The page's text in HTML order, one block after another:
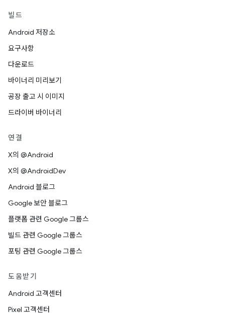
빌드
Android 저장소
요구사항
다운로드
바이너리 미리보기
공장 출고 시 이미지
드라이버 바이너리
연결
X의 @Android
X의 @AndroidDev
Android 블로그
Google 보안 블로그
플랫폼 관련 Google 그룹스
빌드 관련 Google 그룹스
포팅 관련 Google 그룹스
도움받기
Android 고객센터
Pixel 고객센터